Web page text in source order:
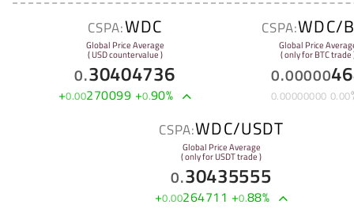
CSPA:WDC
Global Price Average
( USD countervalue )
0.30404736
+0.00270099 +0.90%
CSPA:WDC/
Global Price
( only for BTC trade
0.00000
0.00000000 0.00
CSPA:WDC/USDT
Global Price Average
( only for USDT trade )
0.30435555
+0.00264711 +0.88%